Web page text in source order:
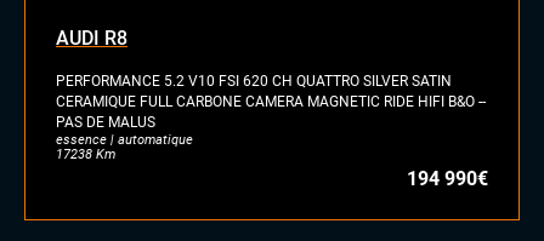
AUDI R8
PERFORMANCE 5.2 V10 FSI 620 CH QUATTRO SILVER SATIN
CERAMIQUE FULL CARBONE CAMERA MAGNETIC RIDE HIFI B&O --
PAS DE MALUS
essence | automatique
17238 Km
194 990€